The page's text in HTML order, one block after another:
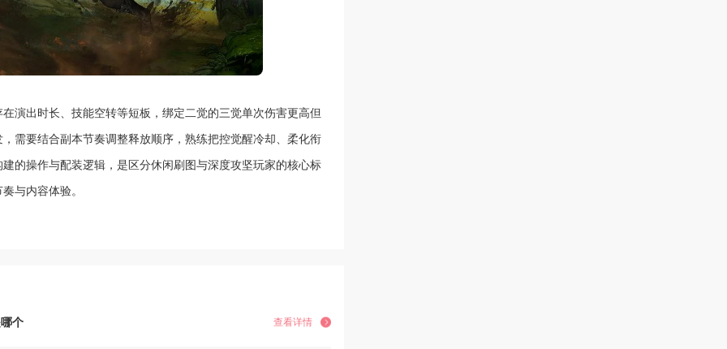
演出时长、技能空转等短板，绑定二觉的三觉单次伤害更高但
需要结合副本节奏调整释放顺序，熟练把控觉醒冷却、柔化衔
的操作与配装逻辑，是区分休闲刷图与深度攻坚玩家的核心标
与内容体验。
个 查看详情